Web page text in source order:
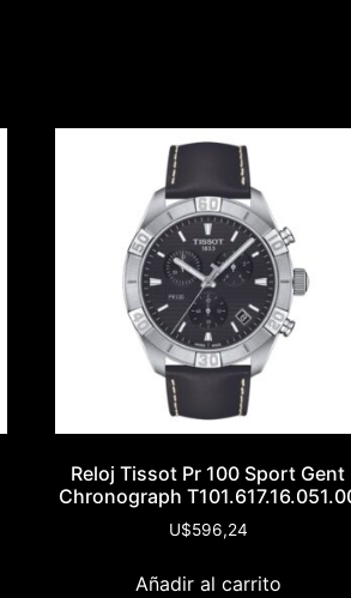
Reloj Tissot Pr 100 Sport Gent
Chronograph
U$596,24
Añadir al carrito